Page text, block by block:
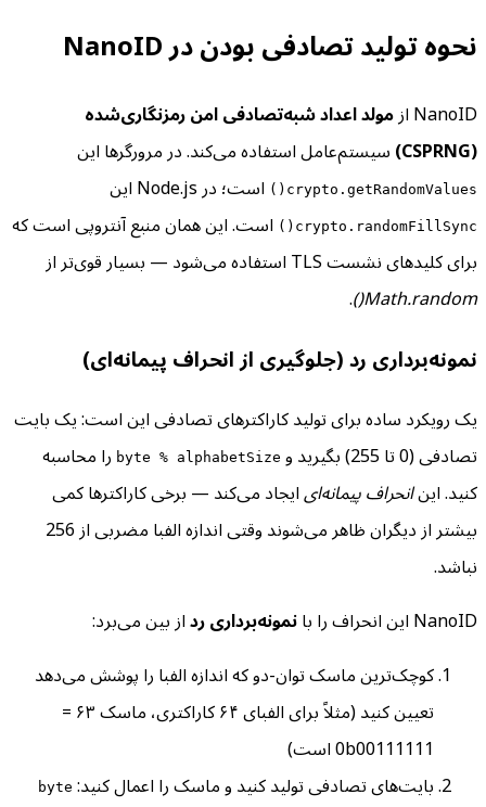
نحوه تولید تصادفی بودن در NanoID
NanoID از مولد اعداد شبه‌تصادفی امن رمزنگاری‌شده
(CSPRNG)
سیستم‌عامل استفاده می‌کند. در مرورگرها این
crypto.getRandomValues() است؛ در Node.js این
crypto.randomFillSync()
است. این همان منبع آنتروپی است که
برای کلیدهای نشست TLS استفاده می‌شود — بسیار قوی‌تر از
Math.random()
.
نمونه‌برداری رد (جلوگیری از انحراف پیمانه‌ای)
یک رویکرد ساده برای تولید کاراکترهای تصادفی این است: یک بایت
تصادفی (0 تا 255) بگیرید و
byte % alphabetSize را محاسبه
کنید. اینانحراف پیمانه‌ایایجاد می‌کند — برخی کاراکترها کمی
بیشتر از دیگران ظاهر می‌شوند وقتی اندازه الفبا مضربی از 256
نباشد.
NanoID این انحراف را با
نمونه‌برداری رداز بین می‌برد:
کوچک‌ترین ماسک توان-دو که اندازه الفبا را پوشش می‌دهد
تعیین کنید (مثلاً برای الفبای ۶۴ کاراکتری، ماسک ۶۳ =
0b00111111 است)
بایت‌های تصادفی تولید کنید و ماسک را اعمال کنید: byte